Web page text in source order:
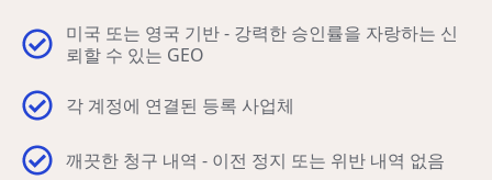
미국 또는 영국 기반 - 강력한 승인률을 자랑하는 신
뢰할 수 있는 GEO
각 계정에 연결된 등록 사업체
깨끗한 청구 내역 - 이전 정지 또는 위반 내역 없음